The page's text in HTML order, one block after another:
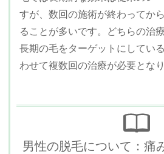
すが、数回の施術が終わってか
ることが多いです。どちらの治
長期の毛をターゲットにしてい
わせて複数回の治療が必要となり
男性の脱毛について：痛